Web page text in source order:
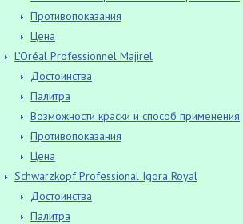
Противопоказания
Цена
L’Oréal Professionnel Majirel
Достоинства
Палитра
Возможности краски и способ применения
Противопоказания
Цена
Schwarzkopf Professional Igora Royal
Достоинства
Палитра